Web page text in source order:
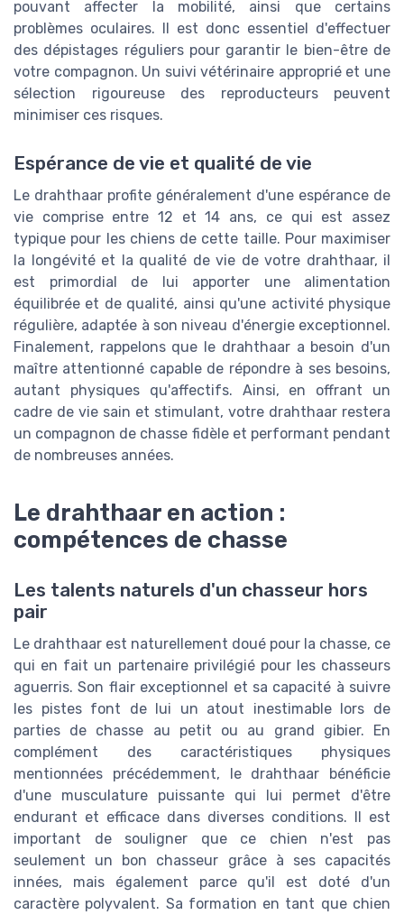
pouvant affecter la mobilité, ainsi que certains
problèmes oculaires. Il est donc essentiel d'effectuer
des dépistages réguliers pour garantir le bien-être de
votre compagnon. Un suivi vétérinaire approprié et une
sélection rigoureuse des reproducteurs peuvent
minimiser ces risques.
Espérance de vie et qualité de vie
Le drahthaar profite généralement d'une espérance de
vie comprise entre 12 et 14 ans, ce qui est assez
typique pour les chiens de cette taille. Pour maximiser
la longévité et la qualité de vie de votre drahthaar, il
est primordial de lui apporter une alimentation
équilibrée et de qualité, ainsi qu'une activité physique
régulière, adaptée à son niveau d'énergie exceptionnel.
Finalement, rappelons que le drahthaar a besoin d'un
maître attentionné capable de répondre à ses besoins,
autant physiques qu'affectifs. Ainsi, en offrant un
cadre de vie sain et stimulant, votre drahthaar restera
un compagnon de chasse fidèle et performant pendant
de nombreuses années.
Le drahthaar en action :
compétences de chasse
Les talents naturels d'un chasseur hors
pair
Le drahthaar est naturellement doué pour la chasse, ce
qui en fait un partenaire privilégié pour les chasseurs
aguerris. Son flair exceptionnel et sa capacité à suivre
les pistes font de lui un atout inestimable lors de
parties de chasse au petit ou au grand gibier. En
complément des caractéristiques physiques
mentionnées précédemment, le drahthaar bénéficie
d'une musculature puissante qui lui permet d'être
endurant et efficace dans diverses conditions. Il est
important de souligner que ce chien n'est pas
seulement un bon chasseur grâce à ses capacités
innées, mais également parce qu'il est doté d'un
caractère polyvalent. Sa formation en tant que chien